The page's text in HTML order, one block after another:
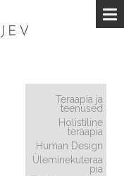
Teraapia ja
teenused
Holistiline
teraapia
Human Design
Üleminekuteraa
pia